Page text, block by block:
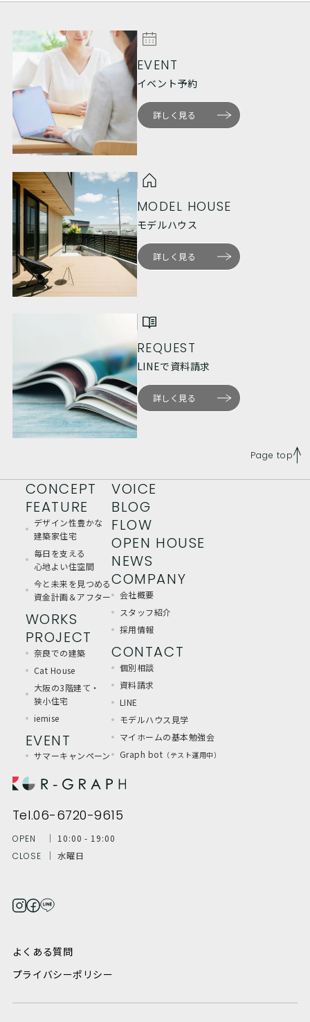
EVENT
イベント予約
詳しく見る
MODEL HOUSE
モデルハウス
詳しく見る
REQUEST
LINEで資料請求
詳しく見る
Page top
CONCEPT
FEATURE
デザイン性豊かな
建築家住宅
毎日を支える
心地よい住空間
今と未来を見つめる
資金計画＆アフター
WORKS
PROJECT
奈良での建築
Cat House
大阪の3階建て・
狭小住宅
iemise
EVENT
サマーキャンペーン
VOICE
BLOG
FLOW
OPEN HOUSE
NEWS
COMPANY
会社概要
スタッフ紹介
採用情報
CONTACT
個別相談
資料請求
LINE
モデルハウス見学
マイホームの基本勉強会
Graph bot （テスト運用中）
Tel.06-6720-9615
OPEN
│ 10:00 - 19:00
CLOSE
│ 水曜日
よくある質問
プライバシーポリシー